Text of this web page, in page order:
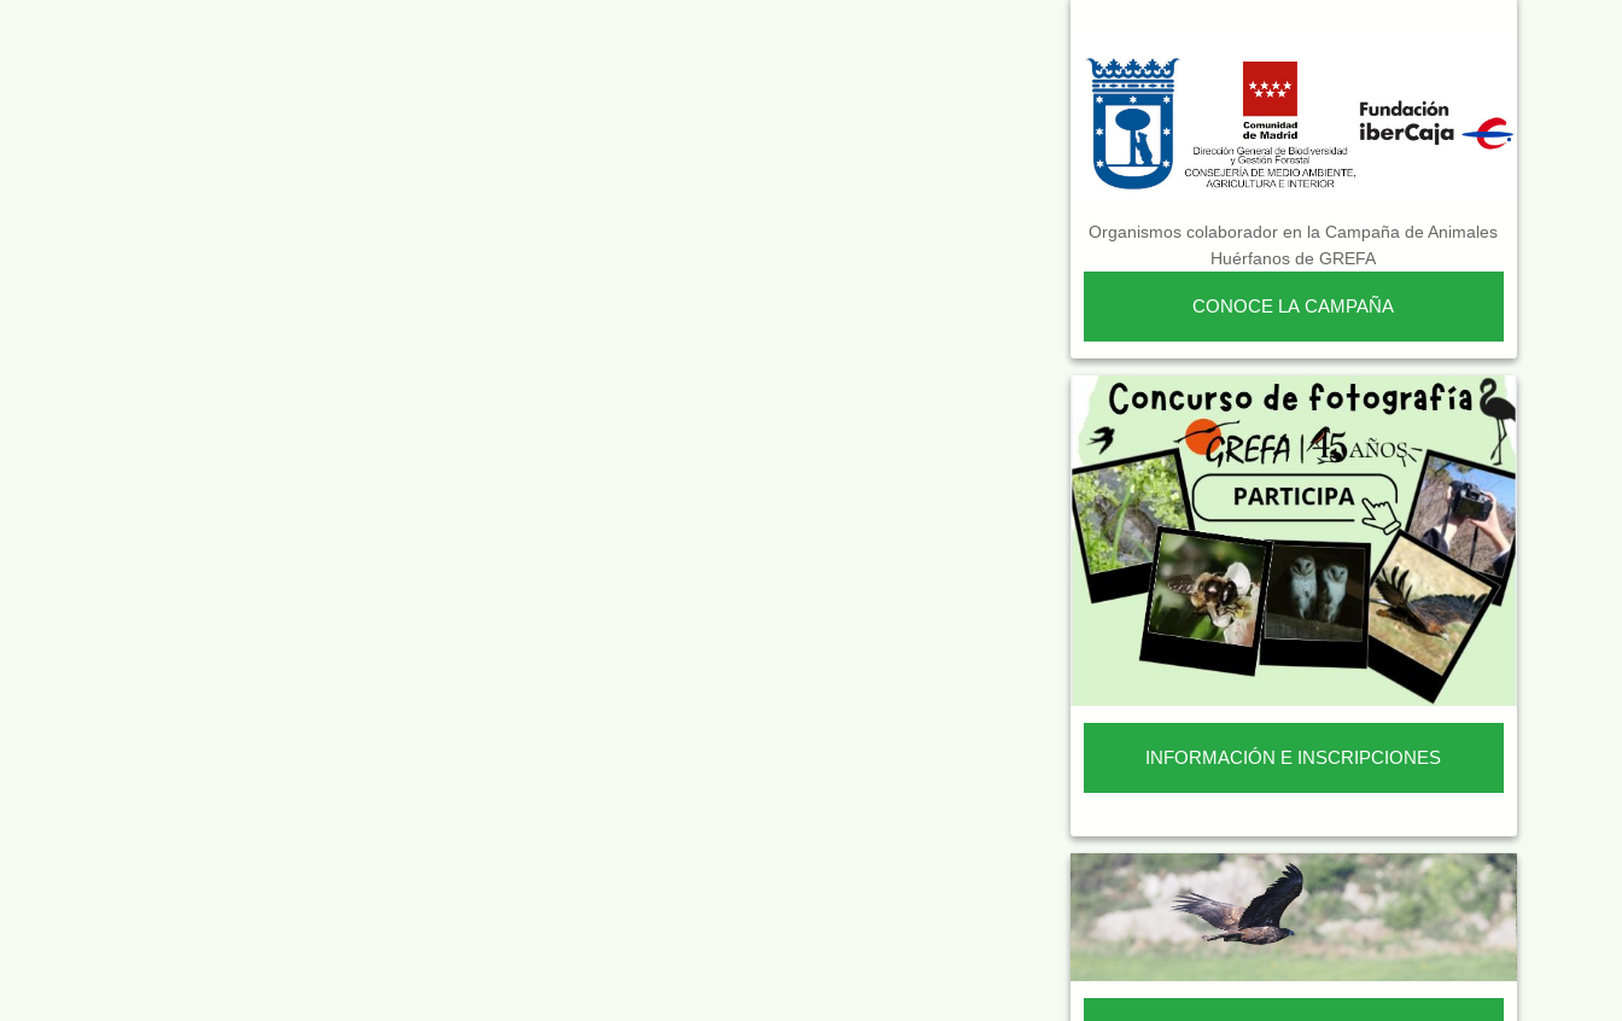
Organismos colaborador en la Campaña de Animales
Huérfanos de GREFA
CONOCE LA CAMPAÑA
INFORMACIÓN E INSCRIPCIONES